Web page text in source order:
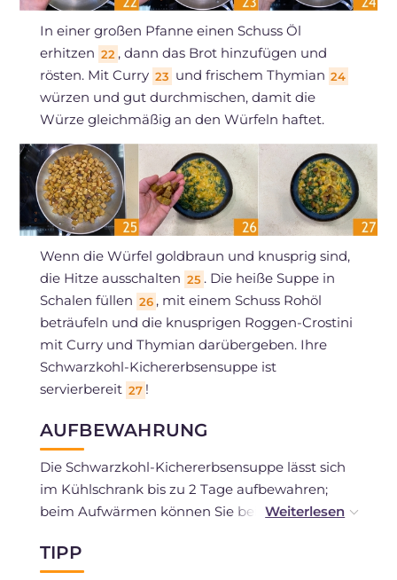
In einer großen Pfanne einen Schuss Öl
erhitzen 22 , dann das Brot hinzufügen und
rösten. Mit Curry 23 und frischem Thymian 24
würzen und gut durchmischen, damit die
Würze gleichmäßig an den Würfeln haftet.
Wenn die Würfel goldbraun und knusprig sind,
die Hitze ausschalten 25 . Die heiße Suppe in
Schalen füllen 26 , mit einem Schuss Rohöl
beträufeln und die knusprigen Roggen-Crostini
mit Curry und Thymian darübergeben. Ihre
Schwarzkohl-Kichererbsensuppe ist
servierbereit 27 !
AUFBEWAHRUNG
Die Schwarzkohl-Kichererbsensuppe lässt sich
im Kühlschrank bis zu 2 Tage aufbewahren;
beim Aufwärmen können Sie bei Bedarf etwas
Konsistenz wieder cremiger zu machen.
TIPP